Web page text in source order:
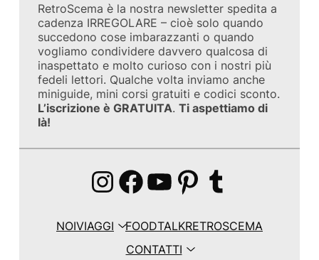
RetroScema è la nostra newsletter spedita a
cadenza IRREGOLARE – cioè solo quando
succedono cose imbarazzanti o quando
vogliamo condividere davvero qualcosa di
inaspettato e molto curioso con i nostri più
fedeli lettori. Qualche volta inviamo anche
miniguide, mini corsi gratuiti e codici sconto.
L’iscrizione è GRATUITA.Ti aspettiamo di
là!
Instagram
Facebook
YouTube
Pinterest
Tumblr
NOIVIAGGI FOODTALKRETROSCEMA
CONTATTI